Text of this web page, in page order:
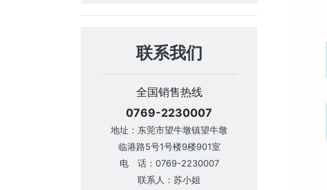
联系我们
全国销售热线
0769-2230007
地址：东莞市望牛墩镇望牛墩
临港路5号1号楼9楼901室
电 话：0769-2230007
联系人：苏小姐